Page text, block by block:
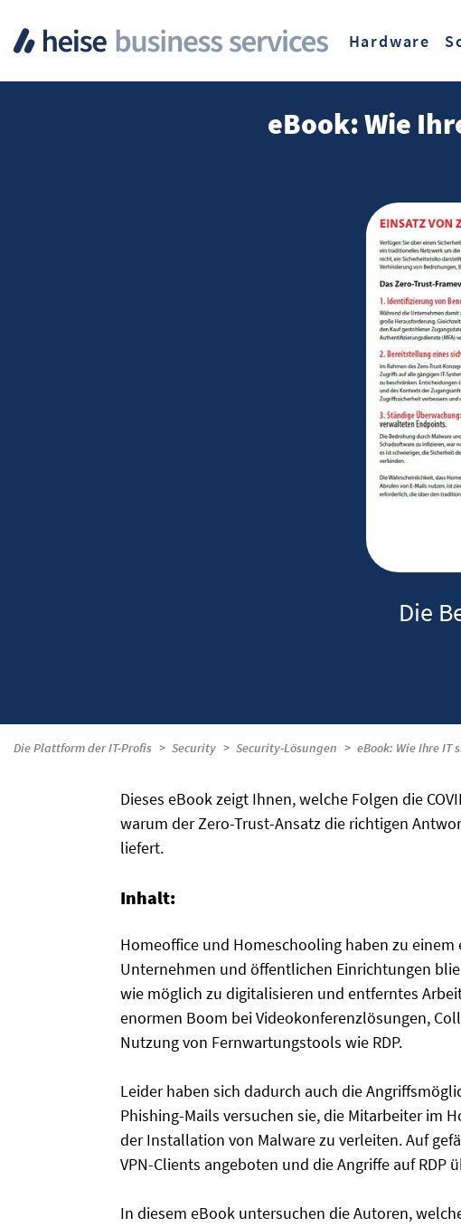
Hardware
eBook: Wie
Die
Die Plattform der IT-Profis Security Security-Lösungen eBook: Wie Ihre IT
Dieses eBook zeigt Ihnen, welche Folgen die
warum der Zero-Trust-Ansatz die richtigen
liefert.
Inhalt:
Homeoffice und Homeschooling haben zu
Unternehmen und öffentlichen Einrichtungen
wie möglich zu digitalisieren und entferntes
enormen Boom bei Videokonferenzlösungen,
Nutzung von Fernwartungstools wie RDP.
Leider haben sich dadurch auch die
Phishing-Mails versuchen sie, die Mitarbeiter im
der Installation von Malware zu verleiten. Auf
VPN-Clients angeboten und die Angriffe auf RDP
In diesem eBook untersuchen die Autoren,